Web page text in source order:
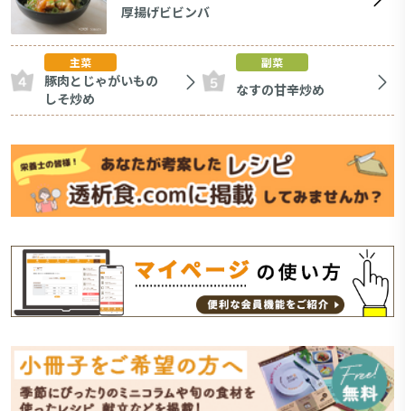
厚揚げビビンバ
主菜
豚肉とじゃがいもの
しそ炒め
副菜
なすの甘辛炒め